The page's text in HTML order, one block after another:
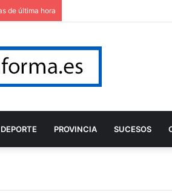
de última hora
DEPORTE PROVINCIA SUCESOS